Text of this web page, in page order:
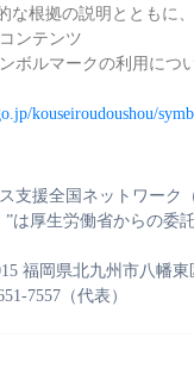
な根拠の説明とともに
ンテンツ
ボルマークの利用につ
kouseiroudoushou/
支援全国ネットワーク
”は厚生労働省からの委
福岡県北九州市八幡
7557（代表）